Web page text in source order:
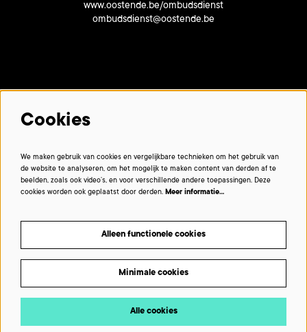
www.oostende.be/ombudsdienst
ombudsdienst@oostende.be
Beelden © VIRAAL - multimedialab De Grote Post © De Grote Post
Cookies
We maken gebruik van cookies en vergelijkbare technieken om het gebruik van
de website te analyseren, om het mogelijk te maken content van derden af te
beelden, zoals ook video’s, en voor verschillende andere toepassingen. Deze
cookies worden ook geplaatst door derden. Meer informatie…
Alleen functionele cookies
Minimale cookies
Alle cookies